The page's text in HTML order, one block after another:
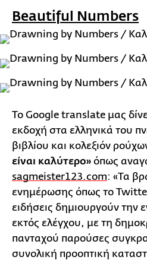
Beautiful Numbers
Το Google translate μας
εκδοχή στα ελληνικά του
βιβλίου και κολεξιόν
είναι καλύτερο» όπως
sagmeister123.com: «Τα
ενημέρωσης όπως το Twitter
ειδήσεις δημιουργούν
εκτός ελέγχου, με τη
πανταχού παρούσες
συνολική προοπτική